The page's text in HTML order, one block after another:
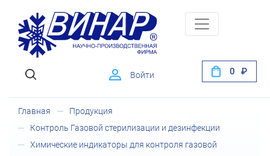
Войти 0
Главная
Продукция
Контроль Газовой стерилизации и дезинфекции
Химические индикаторы для контроля газовой